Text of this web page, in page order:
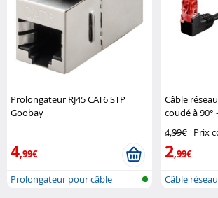
Prolongateur RJ45 CAT6 STP
Goobay
4,99€
Prolongateur pour câble
Câble
coudé à 90°
4,99€ Prix
2,99€
Câble